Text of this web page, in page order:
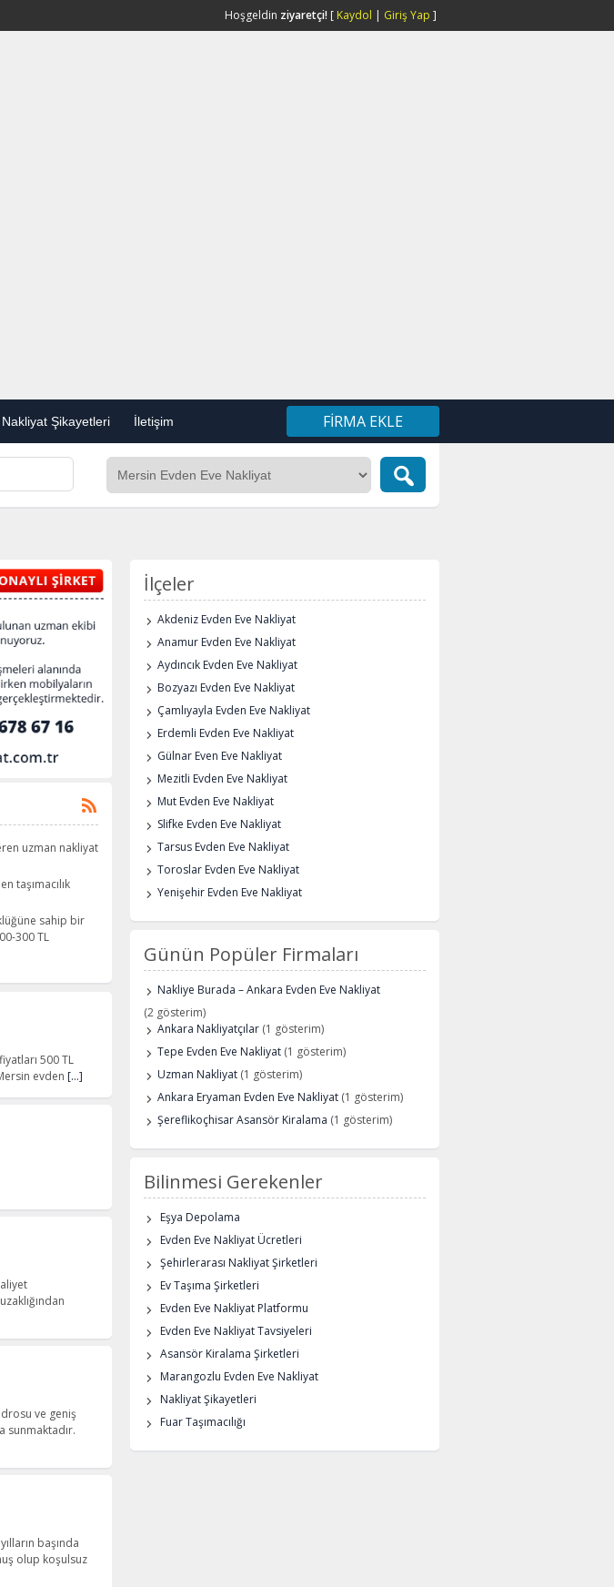
Hoşgeldin ziyaretçi! [ Kaydol | Giriş Yap ]
Nakliyat Şikayetleri İletişim FIRMA EKLE
uzman nakliyat
taşımacılık
sahip bir
300 TL
500 TL
evden […]
ve geniş
sunmaktadır.
başında
olup koşulsuz
İlçeler
Akdeniz Evden Eve Nakliyat
Anamur Evden Eve Nakliyat
Aydıncık Evden Eve Nakliyat
Bozyazı Evden Eve Nakliyat
Çamlıyayla Evden Eve Nakliyat
Erdemli Evden Eve Nakliyat
Gülnar Even Eve Nakliyat
Mezitli Evden Eve Nakliyat
Mut Evden Eve Nakliyat
Slifke Evden Eve Nakliyat
Tarsus Evden Eve Nakliyat
Toroslar Evden Eve Nakliyat
Yenişehir Evden Eve Nakliyat
Günün Popüler Firmaları
Nakliye Burada – Ankara Evden Eve Nakliyat
(2 gösterim)
Ankara Nakliyatçılar (1 gösterim)
Tepe Evden Eve Nakliyat (1 gösterim)
Uzman Nakliyat (1 gösterim)
Ankara Eryaman Evden Eve Nakliyat (1 gösterim)
Şereflikoçhisar Asansör Kiralama (1 gösterim)
Bilinmesi Gerekenler
Eşya Depolama
Evden Eve Nakliyat Ücretleri
Şehirlerarası Nakliyat Şirketleri
Ev Taşıma Şirketleri
Evden Eve Nakliyat Platformu
Evden Eve Nakliyat Tavsiyeleri
Asansör Kiralama Şirketleri
Marangozlu Evden Eve Nakliyat
Nakliyat Şikayetleri
Fuar Taşımacılığı